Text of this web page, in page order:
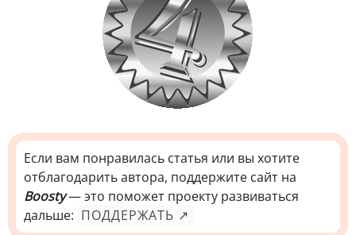
Если вам понравилась статья или вы хотите
отблагодарить автора, поддержите сайт на
Boosty— это поможет проекту развиваться
дальше: ПОДДЕРЖАТЬ ↗